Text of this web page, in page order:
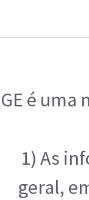
GE é uma
1) As
geral,